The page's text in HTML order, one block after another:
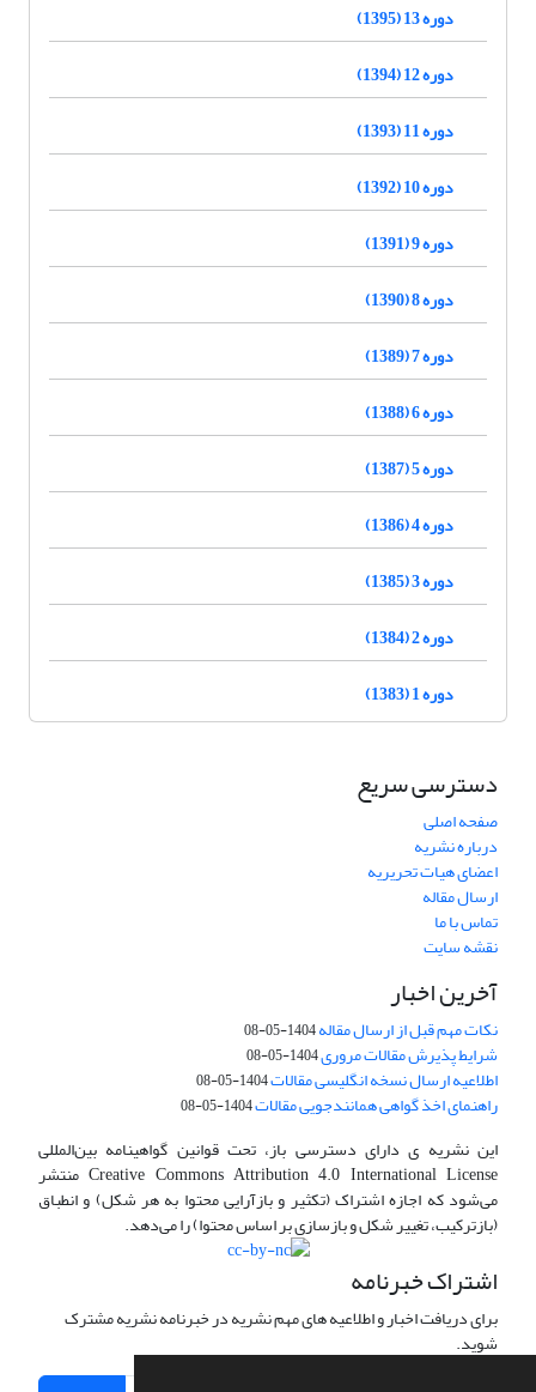
دوره 13 (1395)
دوره 12 (1394)
دوره 11 (1393)
دوره 10 (1392)
دوره 9 (1391)
دوره 8 (1390)
دوره 7 (1389)
دوره 6 (1388)
دوره 5 (1387)
دوره 4 (1386)
دوره 3 (1385)
دوره 2 (1384)
دوره 1 (1383)
دسترسی سریع
صفحه اصلی
درباره نشریه
اعضای هیات تحریریه
ارسال مقاله
تماس با ما
نقشه سایت
آخرین اخبار
نکات مهم قبل از ارسال مقاله1404-05-08
شرایط پذیرش مقالات مروری1404-05-08
اطلاعیه ارسال نسخه انگلیسی مقالات1404-05-08
راهنمای اخذ گواهی همانندجویی مقالات1404-05-08
این نشریه ی دارای دسترسی باز، تحت قوانین گواهینامه بین‌المللی
Creative Commons Attribution 4.0 International License منتشر
می‌شود که اجازه اشتراک (تکثیر و بازآرایی محتوا به هر شکل) و انطباق
(بازترکیب، تغییر شکل و بازسازی بر اساس محتوا) را می‌دهد.
اشتراک خبرنامه
برای دریافت اخبار و اطلاعیه های مهم نشریه در خبرنامه نشریه مشترک
شوید.